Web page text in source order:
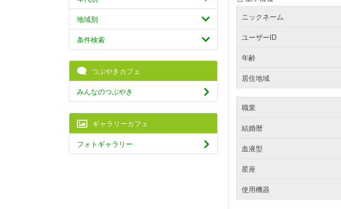
地域別
条件検索
つぶやきカフェ
みんなのつぶやき
ギャラリーカフェ
フォトギャラリー
ニックネーム
ユーザーID
年齢
居住地域
職業
結婚暦
血液型
星座
使用機器